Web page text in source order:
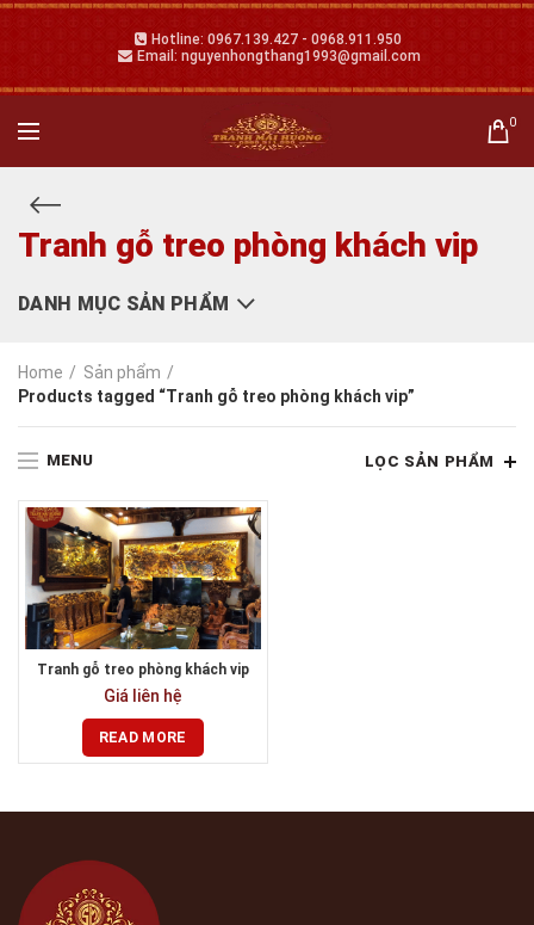
Hotline: 0967.139.427 - 0968.911.950
Email: nguyenhongthang1993@gmail.com
0
Tranh gỗ treo phòng khách vip
DANH MỤC SẢN PHẨM
Home
Sản phẩm
Products tagged “Tranh gỗ treo phòng khách vip”
MENU LỌC SẢN PHẨM
Tranh gỗ treo phòng khách vip
Giá liên hệ
READ MORE